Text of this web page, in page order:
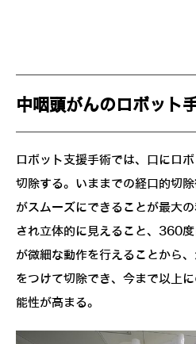
中咽頭がんのロボット
ロボット支援手術では、口にロ
切除する。いままでの経口的切
がスムーズにできることが最大
され立体的に見えること、360
が微細な動作を行えることから
をつけて切除でき、今まで以上
能性が高まる。